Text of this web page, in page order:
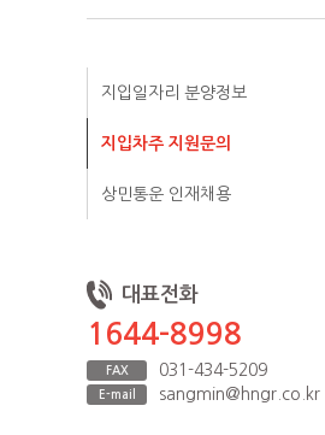
지입일자리 분양정보
지입차주 지원문의
상민통운 인재채용
대표전화
1644-8998
FAX 031-434-5209
E-mail sangmin@hngr.co.kr